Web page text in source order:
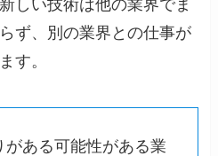
しい技術は他の業界でま
ず、別の業界との仕事が
す。
がある可能性がある業